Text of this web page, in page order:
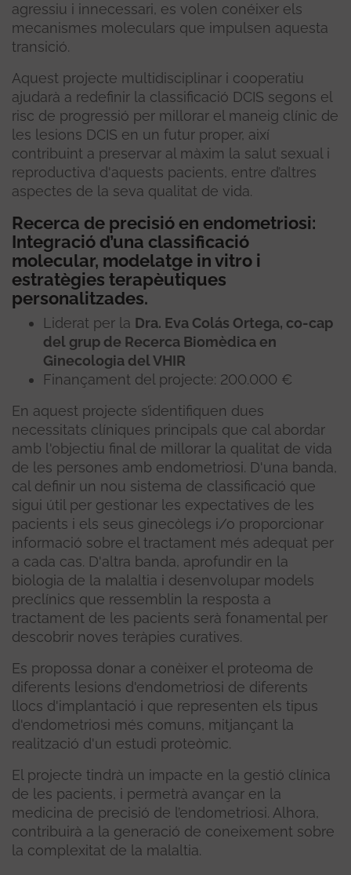
agressiu i innecessari, es volen conéixer els
mecanismes moleculars que impulsen aquesta
transició.
Aquest projecte multidisciplinar i cooperatiu
ajudarà a redefinir la classificació DCIS segons el
risc de progressió per millorar el maneig clínic de
les lesions DCIS en un futur proper, així
contribuint a preservar al màxim la salut sexual i
reproductiva d'aquests pacients, entre d’altres
aspectes de la seva qualitat de vida.
Recerca de precisió en endometriosi:
Integració d’una classificació
molecular, modelatge in vitro i
estratègies terapèutiques
personalitzades.
Liderat per la Dra. Eva Colás Ortega, co-cap
del grup de Recerca Biomèdica en
Ginecologia del VHIR
Finançament del projecte: 200.000 €
En aquest projecte s’identifiquen dues
necessitats clíniques principals que cal abordar
amb l'objectiu final de millorar la qualitat de vida
de les persones amb endometriosi. D'una banda,
cal definir un nou sistema de classificació que
sigui útil per gestionar les expectatives de les
pacients i els seus ginecòlegs i/o proporcionar
informació sobre el tractament més adequat per
a cada cas. D'altra banda, aprofundir en la
biologia de la malaltia i desenvolupar models
preclínics que ressemblin la resposta a
tractament de les pacients serà fonamental per
descobrir noves teràpies curatives.
Es propossa donar a conèixer el proteoma de
diferents lesions d'endometriosi de diferents
llocs d'implantació i que representen els tipus
d'endometriosi més comuns, mitjançant la
realització d'un estudi proteòmic.
El projecte tindrà un impacte en la gestió clínica
de les pacients, i permetrà avançar en la
medicina de precisió de l’endometriosi. Alhora,
contribuirà a la generació de coneixement sobre
la complexitat de la malaltia.